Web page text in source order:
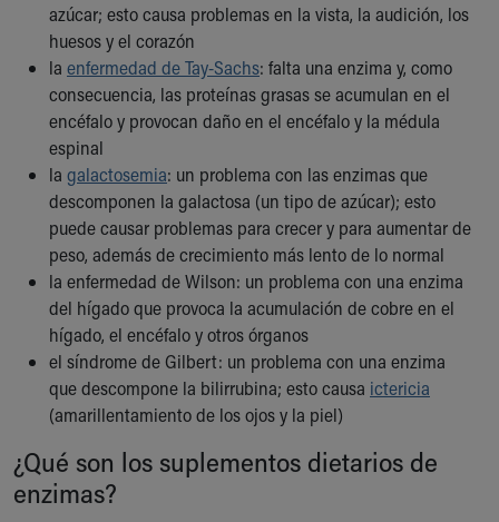
azúcar; esto causa problemas en la vista, la audición, los
huesos y el corazón
la enfermedad de Tay-Sachs: falta una enzima y, como
consecuencia, las proteínas grasas se acumulan en el
encéfalo y provocan daño en el encéfalo y la médula
espinal
la galactosemia: un problema con las enzimas que
descomponen la galactosa (un tipo de azúcar); esto
puede causar problemas para crecer y para aumentar de
peso, además de crecimiento más lento de lo normal
la enfermedad de Wilson: un problema con una enzima
del hígado que provoca la acumulación de cobre en el
hígado, el encéfalo y otros órganos
el síndrome de Gilbert: un problema con una enzima
que descompone la bilirrubina; esto causa ictericia
(amarillentamiento de los ojos y la piel)
¿Qué son los suplementos dietarios de
enzimas?